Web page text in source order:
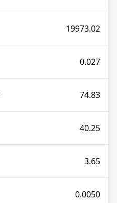
19973.02
0.027
74.83
40.25
3.65
0.0050